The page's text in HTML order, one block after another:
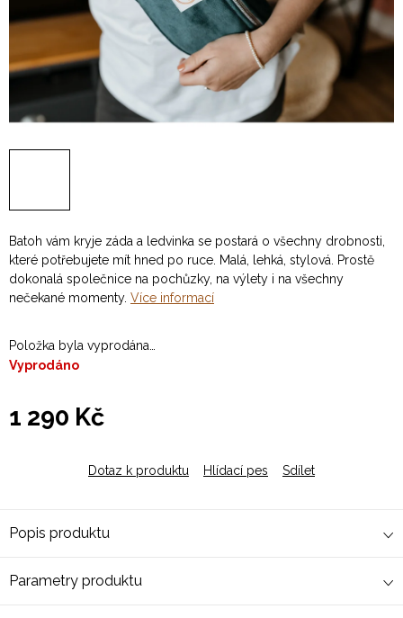
Batoh vám kryje záda a ledvinka se postará o všechny drobnosti,
které potřebujete mít hned po ruce. Malá, lehká, stylová. Prostě
dokonalá společnice na pochůzky, na výlety i na všechny
nečekané momenty. Více informací
Položka byla vyprodána…
Vyprodáno
1 290 Kč
Dotaz k produktu
Hlídací pes Sdílet
Popis produktu
Parametry produktu